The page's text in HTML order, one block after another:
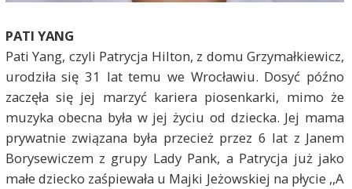
PATI YANG
Pati Yang, czyli Patrycja Hilton, z domu Grzymałkiewicz,
urodziła się 31 lat temu we Wrocławiu. Dosyć późno
zaczęła się jej marzyć kariera piosenkarki, mimo że
muzyka obecna była w jej życiu od dziecka. Jej mama
prywatnie związana była przecież przez 6 lat z Janem
Borysewiczem z grupy Lady Pank, a Patrycja już jako
małe dziecko zaśpiewała u Majki Jeżowskiej na płycie ,,A